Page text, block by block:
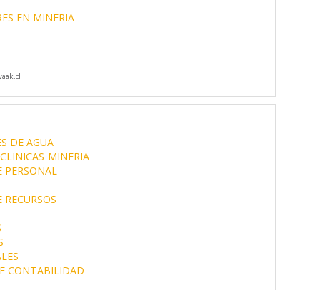
EN MINERIA
DE AGUA
CLINICAS MINERIA
PERSONAL
CONTABILIDAD